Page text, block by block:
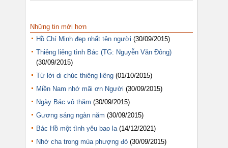
Những tin mới hơn
Hồ Chí Minh đẹp nhất tên người (30/09/2015)
Thiêng liêng tình Bác (TG: Nguyễn Văn Đông)
(30/09/2015)
Từ lời di chúc thiêng liêng (01/10/2015)
Miền Nam nhớ mãi ơn Người (30/09/2015)
Ngày Bác vô thăm (30/09/2015)
Gương sáng ngàn năm (30/09/2015)
Bác Hồ một tình yêu bao la (14/12/2021)
Nhớ cha trong mùa phượng đỏ (30/09/2015)